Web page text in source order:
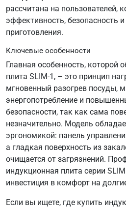
рассчитана на пользователей,
эффективность, безопасность и
приготовления.
Ключевые особенности
Главная особенность, которой
плита SLIM-1, – это принцип
мгновенный разогрев посуды,
энергопотребление и
безопасности, так как сама
незначительно. Модель
эргономикой: панель
а гладкая поверхность из
очищается от загрязнений.
индукционная плита серии
инвестиция в комфорт на
Если вы ищете, где купить